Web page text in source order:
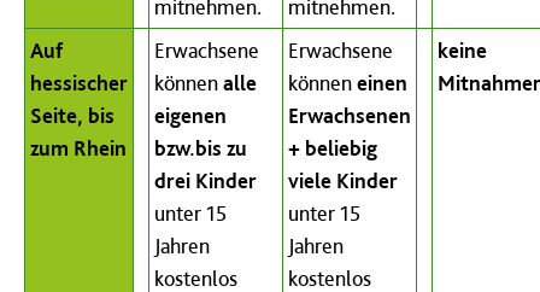
mitnehmen.
mitnehmen.
Auf
hessischer
Seite, bis
zum Rhein
Erwachsene
könnenalle
eigenen
bzw.bis zu
drei Kinder
unter 15
Jahren
kostenlos
Erwachsene
könneneinen
Erwachsenen
+ beliebig
viele Kinder
unter 15
Jahren
kostenlos
keine